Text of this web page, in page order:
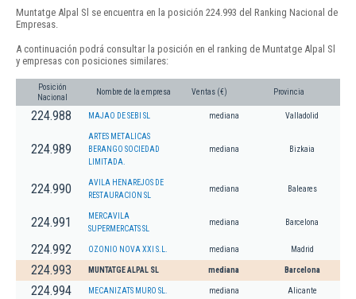
Muntatge Alpal Sl se encuentra en la posición 224.993 del Ranking Nacional de
Empresas.
A continuación podrá consultar la posición en el ranking de Muntatge Alpal Sl
y empresas con posiciones similares:
Posición
Nacional
Nombre de la empresa Ventas (€) Provincia
224.988 MAJAO DE SEBI SL mediana Valladolid
224.989
ARTES METALICAS
BERANGO SOCIEDAD
LIMITADA.
mediana Bizkaia
224.990
AVILA HENAREJOS DE
RESTAURACION SL
mediana Baleares
224.991
MERCAVILA
SUPERMERCATS SL
mediana Barcelona
224.992 OZONIO NOVA XXI S.L. mediana Madrid
224.993 MUNTATGE ALPAL SL mediana Barcelona
224.994 MECANIZATS MURO SL. mediana Alicante